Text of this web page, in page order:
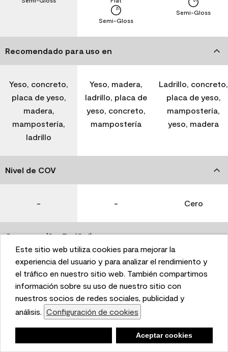
This website uses cookies to enhance user experience
and to analyze performance and traffic on our website.
We also share information about your use of our site
with our social media, advertising, and analytics
partners. Cookie Settings
Accept Cookies
Este sitio web utiliza cookies para mejorar la
experiencia del usuario y para analizar el rendimiento y
el tráfico en nuestro sitio web. También compartimos
información sobre su uso de nuestro sitio con
nuestros socios de redes sociales, publicidad y
análisis. Configuración de cookies
Aceptar cookies
Semi-Gloss
Semi-Gloss
Recomendado para uso en
Yeso, concreto,
placa de yeso,
madera,
mampostería,
ladrillo
Yeso, madera,
ladrillo, placa de
yeso, concreto,
mampostería
Ladrillo, concreto,
placa de yeso,
mampostería,
yeso, madera
Nivel de COV
- - Cero
Coverage (Sq. Ft./Gal)
350-400 400-450 400-450
Tiempo de secado
1 hora